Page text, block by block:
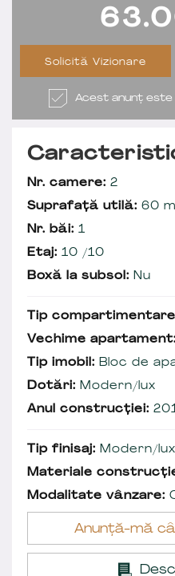
Solicită Vizionare
Acest anunț
Nr. camere: 2
Suprafață utilă: 60
Nr. băi: 1
Etaj: 10 /10
Boxă la subsol: Nu
Tip
Vechime apartament:
Tip imobil: Bloc de
Dotări: Modern/lux
Anul construcției:
Tip finisaj: Modern/lux
Materiale
Modalitate vânzare:
Anunță-mă